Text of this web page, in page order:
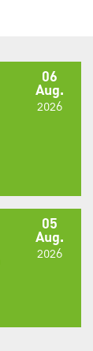
06
Aug.
2026
05
Aug.
2026